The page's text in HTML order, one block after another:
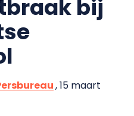
bij
, 15 maart